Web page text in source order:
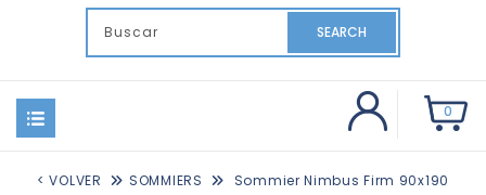
SEARCH
0
< VOLVER SOMMIERS Sommier Nimbus Firm 90x190